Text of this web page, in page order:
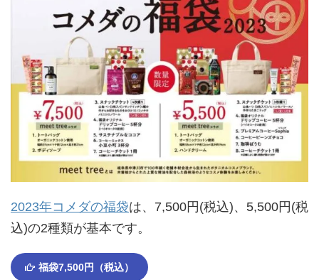
2023年コメダの福袋は、7,500円(税込)、5,500円(税
込)の2種類が基本です。
福袋7,500円（税込）